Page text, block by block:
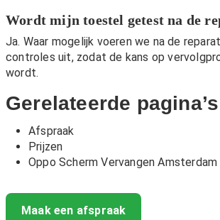
Wordt mijn toestel getest na de
Ja. Waar mogelijk voeren we na de
controles uit, zodat de kans op
wordt.
Gerelateerde pagina’s
Afspraak
Prijzen
Oppo Scherm Vervangen Amsterdam
Maak een afspraak